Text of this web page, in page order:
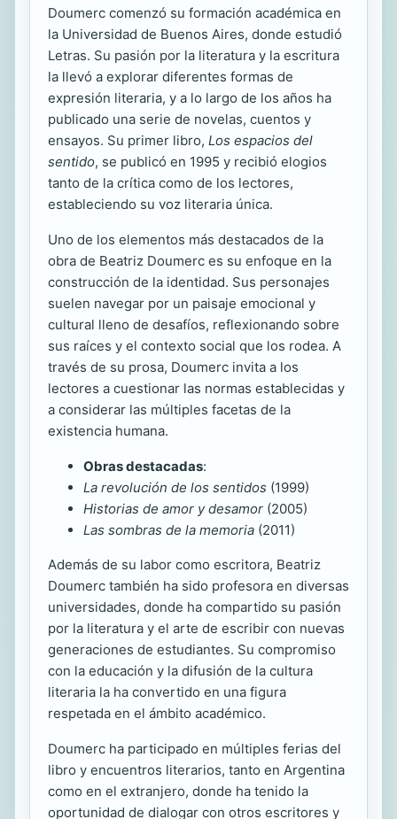
Doumerc comenzó su formación académica en
la Universidad de Buenos Aires, donde estudió
Letras. Su pasión por la literatura y la escritura
la llevó a explorar diferentes formas de
expresión literaria, y a lo largo de los años ha
publicado una serie de novelas, cuentos y
ensayos. Su primer libro, Los espacios del
sentido, se publicó en 1995 y recibió elogios
tanto de la crítica como de los lectores,
estableciendo su voz literaria única.
Uno de los elementos más destacados de la
obra de Beatriz Doumerc es su enfoque en la
construcción de la identidad. Sus personajes
suelen navegar por un paisaje emocional y
cultural lleno de desafíos, reflexionando sobre
sus raíces y el contexto social que los rodea. A
través de su prosa, Doumerc invita a los
lectores a cuestionar las normas establecidas y
a considerar las múltiples facetas de la
existencia humana.
Obras destacadas:
La revolución de los sentidos (1999)
Historias de amor y desamor (2005)
Las sombras de la memoria (2011)
Además de su labor como escritora, Beatriz
Doumerc también ha sido profesora en diversas
universidades, donde ha compartido su pasión
por la literatura y el arte de escribir con nuevas
generaciones de estudiantes. Su compromiso
con la educación y la difusión de la cultura
literaria la ha convertido en una figura
respetada en el ámbito académico.
Doumerc ha participado en múltiples ferias del
libro y encuentros literarios, tanto en Argentina
como en el extranjero, donde ha tenido la
oportunidad de dialogar con otros escritores y